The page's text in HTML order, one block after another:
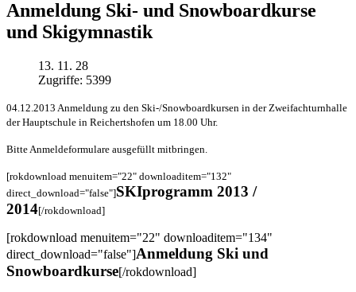
Anmeldung Ski- und Snowboardkurse
und Skigymnastik
13. 11. 28
Zugriffe: 5399
04.12.2013 Anmeldung zu den Ski-/Snowboardkursen in der Zweifachturnhalle
der Hauptschule in Reichertshofen um 18.00 Uhr.
Bitte Anmeldeformulare ausgefüllt mitbringen.
[rokdownload menuitem="22" downloaditem="132"
direct_download="false"]SKIprogramm 2013 /
2014[/rokdownload]
[rokdownload menuitem="22" downloaditem="134"
direct_download="false"]Anmeldung Ski und
Snowboardkurse[/rokdownload]